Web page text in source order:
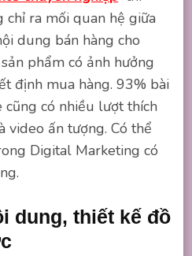
chỉ ra mối quan hệ giữa
dung bán hàng cho
phẩm có ảnh hưởng
định mua hàng. 93% bài
cũng có nhiều lượt thích
video ấn tượng. Có thể
Digital Marketing có
dung, thiết kế đồ